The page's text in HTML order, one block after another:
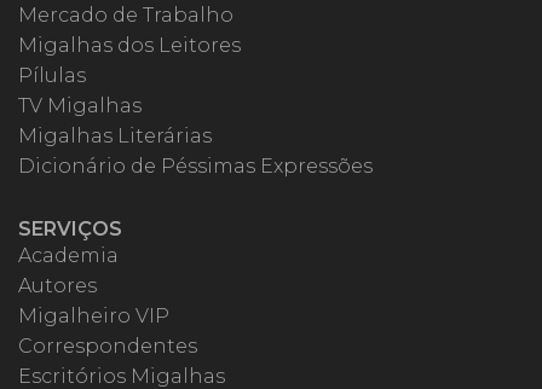
Mercado de Trabalho
Migalhas dos Leitores
Pílulas
TV Migalhas
Migalhas Literárias
Dicionário de Péssimas Expressões
SERVIÇOS
Academia
Autores
Migalheiro VIP
Correspondentes
Escritórios Migalhas